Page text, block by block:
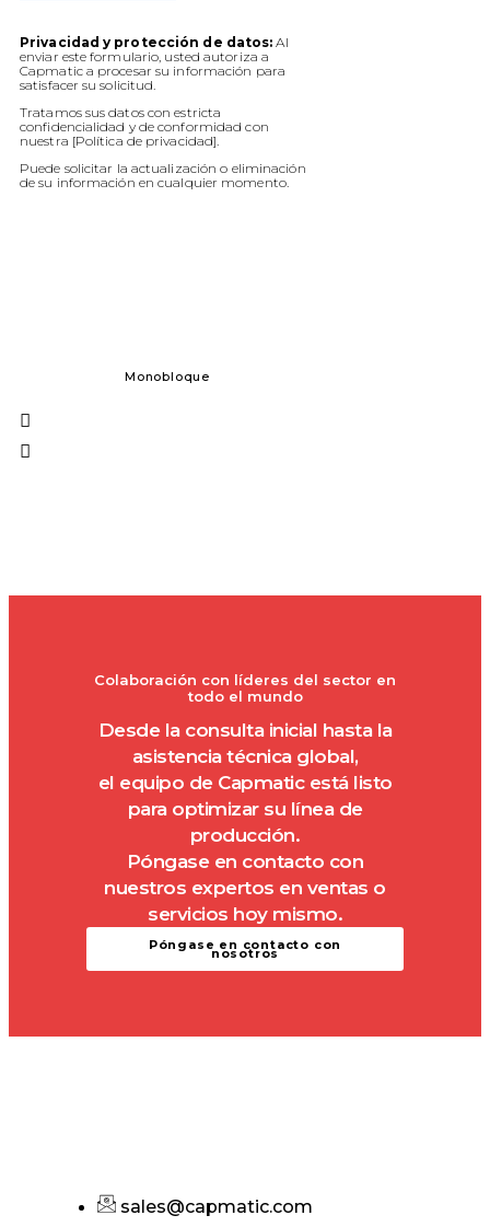
Privacidad y protección de datos: Al
enviar este formulario, usted autoriza a
Capmatic a procesar su información para
satisfacer su solicitud.
Tratamos sus datos con estricta
confidencialidad y de conformidad con
nuestra [Política de privacidad].
Puede solicitar la actualización o eliminación
de su información en cualquier momento.
Monobloque
Colaboración con líderes del sector en
todo el mundo
Desde la consulta inicial hasta la
asistencia técnica global,
el equipo de Capmatic está listo
para optimizar su línea de
producción.
Póngase en contacto con
nuestros expertos en ventas o
servicios hoy mismo.
Póngase en contacto con
nosotros
sales@capmatic.com